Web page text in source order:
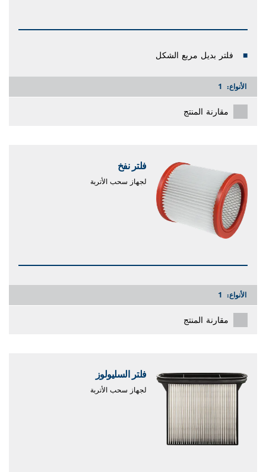
فلتر بديل مربع الشكل
الأنواع: 1
مقارنة المنتج
فلتر نفخ
لجهاز سحب الأتربة
الأنواع: 1
مقارنة المنتج
فلتر السليولوز
لجهاز سحب الأتربة